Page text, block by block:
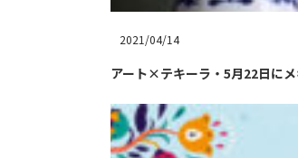
2021/04/14
アート×テキーラ・5月22日に